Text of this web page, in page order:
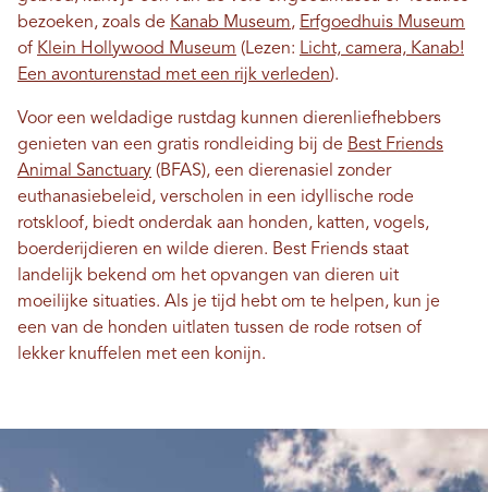
bezoeken, zoals de Kanab Museum, Erfgoedhuis Museum
of Klein Hollywood Museum (Lezen: Licht, camera, Kanab!
Een avonturenstad met een rijk verleden).
Voor een weldadige rustdag kunnen dierenliefhebbers
genieten van een gratis rondleiding bij de Best Friends
Animal Sanctuary (BFAS), een dierenasiel zonder
euthanasiebeleid, verscholen in een idyllische rode
rotskloof, biedt onderdak aan honden, katten, vogels,
boerderijdieren en wilde dieren. Best Friends staat
landelijk bekend om het opvangen van dieren uit
moeilijke situaties. Als je tijd hebt om te helpen, kun je
een van de honden uitlaten tussen de rode rotsen of
lekker knuffelen met een konijn.